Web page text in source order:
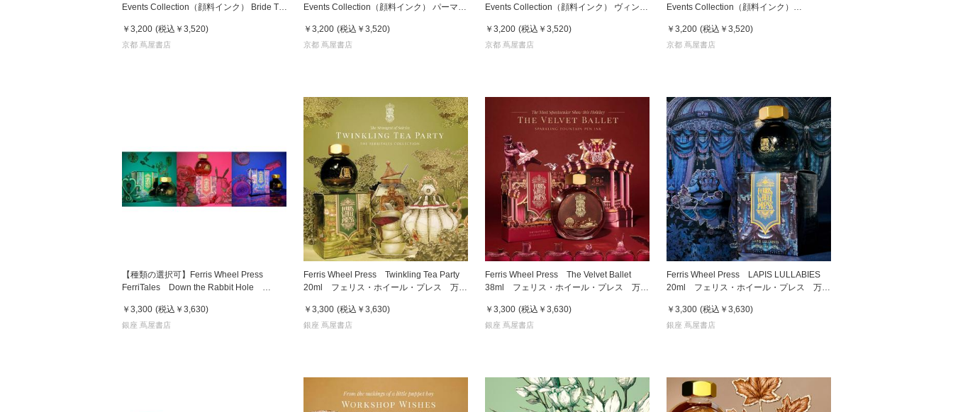
Events Collection（顔料インク） Bride To
￥3,200 (税込 ￥3,520)
京都 蔦屋書店
Events Collection（顔料インク） パーマ
￥3,200 (税込 ￥3,520)
京都 蔦屋書店
Events Collection（顔料インク） ヴィンテ
￥3,200 (税込 ￥3,520)
京都 蔦屋書店
Events Collection（顔料インク）
ク
￥3,200 (税込 ￥3,520)
京都 蔦屋書店
【種類の選択可】Ferris Wheel Press
FerriTales Down the Rabbit Hole
筆インク
￥3,300 (税込 ￥3,630)
銀座 蔦屋書店
Ferris Wheel Press Twinkling Tea Party
20ml フェリス・ホイール・プレス 万年
￥3,300 (税込 ￥3,630)
銀座 蔦屋書店
Ferris Wheel Press The Velvet Ballet
38ml フェリス・ホイール・プレス 万年
￥3,300 (税込 ￥3,630)
銀座 蔦屋書店
Ferris Wheel Press LAPIS LULLABIES
20ml フェリス・ホイール・プレス 万年
￥3,300 (税込 ￥3,630)
銀座 蔦屋書店